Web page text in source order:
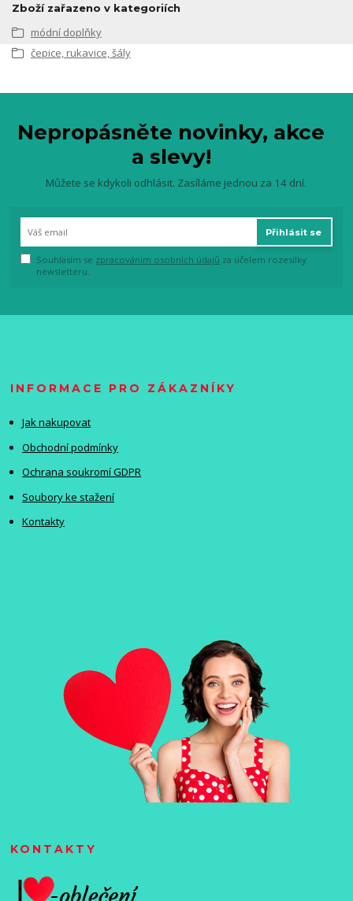
Zboží zařazeno v kategoriích
módní doplňky
čepice, rukavice, šály
Nepropásněte novinky, akce
a slevy!
Můžete se kdykoli odhlásit. Zasíláme jednou za 14 dní.
Přihlásit se
Souhlasím se zpracováním osobních údajů za účelem rozesílky
newsletteru.
INFORMACE PRO ZÁKAZNÍKY
Jak nakupovat
Obchodní podmínky
Ochrana soukromí GDPR
Soubory ke stažení
Kontakty
KONTAKTY